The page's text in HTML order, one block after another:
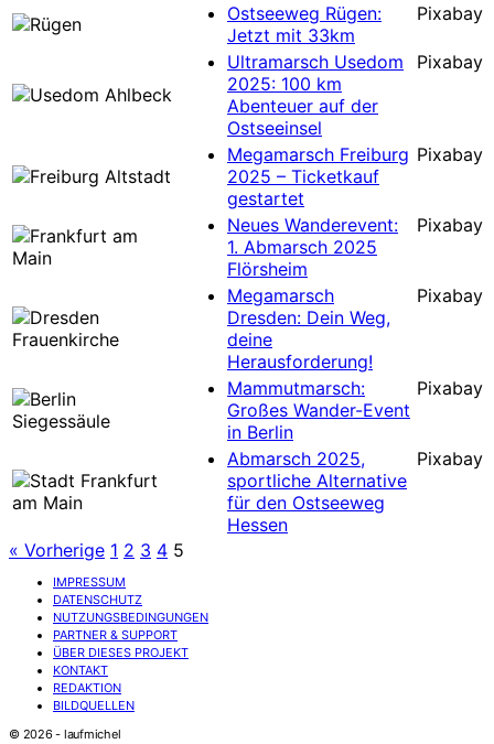
Ostseeweg Rügen:
Jetzt mit 33km
Pixabay
Ultramarsch Usedom
2025: 100 km
Abenteuer auf der
Ostseeinsel
Pixabay
Megamarsch Freiburg
2025 – Ticketkauf
gestartet
Pixabay
Neues Wanderevent:
1. Abmarsch 2025
Flörsheim
Pixabay
Megamarsch
Dresden: Dein Weg,
deine
Herausforderung!
Pixabay
Mammutmarsch:
Großes Wander-Event
in Berlin
Pixabay
Abmarsch 2025,
sportliche Alternative
für den Ostseeweg
Hessen
Pixabay
« Vorherige 1 2 3 4 5
IMPRESSUM
DATENSCHUTZ
NUTZUNGSBEDINGUNGEN
PARTNER & SUPPORT
ÜBER DIESES PROJEKT
KONTAKT
REDAKTION
BILDQUELLEN
© 2026 - laufmichel